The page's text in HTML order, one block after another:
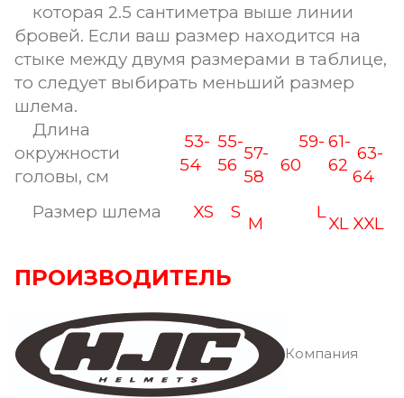
которая 2.5 сантиметра выше линии
бровей. Если ваш размер находится на
стыке между двумя размерами в таблице,
то следует выбирать меньший размер
шлема.
Длина
окружности
головы, см
53-
54
55-
56
57-
58
59-
60
61-
62
63-
64
Размер шлема
XS S
M
L
XL XXL
ПРОИЗВОДИТЕЛЬ
Компания